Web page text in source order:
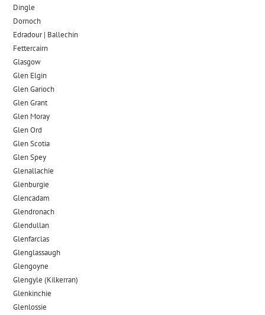
Dingle
Dornoch
Edradour | Ballechin
Fettercairn
Glasgow
Glen Elgin
Glen Garioch
Glen Grant
Glen Moray
Glen Ord
Glen Scotia
Glen Spey
Glenallachie
Glenburgie
Glencadam
Glendronach
Glendullan
Glenfarclas
Glenglassaugh
Glengoyne
Glengyle (Kilkerran)
Glenkinchie
Glenlossie